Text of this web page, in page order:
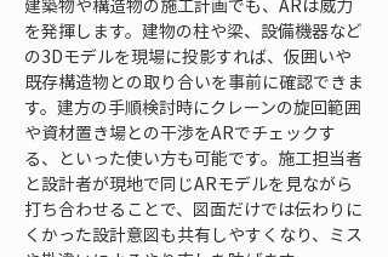
建築物や構造物の施工計画でも、ARは威力
を発揮します。建物の柱や梁、設備機器など
の3Dモデルを現場に投影すれば、仮囲いや
既存構造物との取り合いを事前に確認できま
す。建方の手順検討時にクレーンの旋回範囲
や資材置き場との干渉をARでチェックす
る、といった使い方も可能です。施工担当者
と設計者が現地で同じARモデルを見ながら
打ち合わせることで、図面だけでは伝わりに
くかった設計意図も共有しやすくなり、ミス